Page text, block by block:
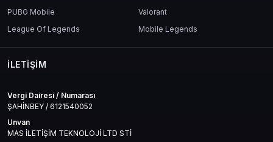
PUBG Mobile
Valorant
League Of Legends
Mobile Legends
İLETIŞIM
Vergi Dairesi / Numarası
ŞAHİNBEY / 6121540052
Unvan
MAS İLETİŞİM TEKNOLOJİ LTD STİ